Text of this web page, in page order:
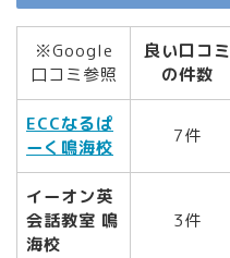
※Google
口コミ参照
良い口コミ
の件数
ECCなるぱ
ーく鳴海校
7件
イーオン英
会話教室 鳴
海校
3件